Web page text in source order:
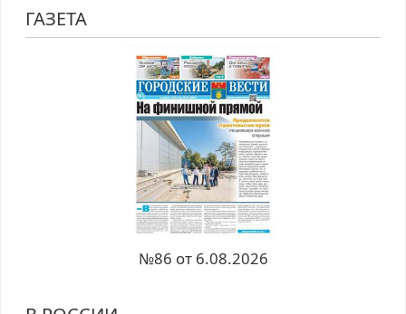
ГАЗЕТА
№86 от 6.08.2026